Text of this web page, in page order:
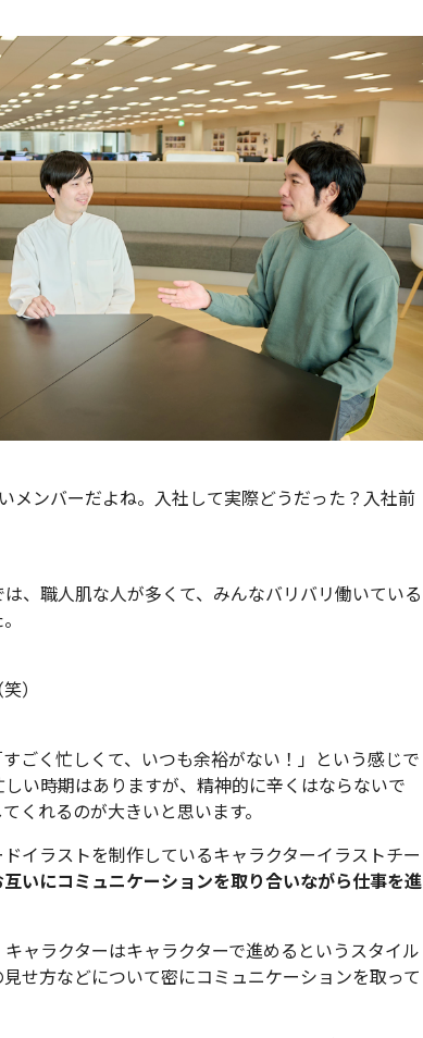
メンバーだよね。入社して実際どうだった？入社前
、職人肌な人が多くて、みんなバリバリ働いている
）
ごく忙しくて、いつも余裕がない！」という感じで
い時期はありますが、精神的に辛くはならないで
くれるのが大きいと思います。
イラストを制作しているキャラクターイラストチー
互いにコミュニケーションを取り合いながら仕事を進
ャラクターはキャラクターで進めるというスタイル
せ方などについて密にコミュニケーションを取って